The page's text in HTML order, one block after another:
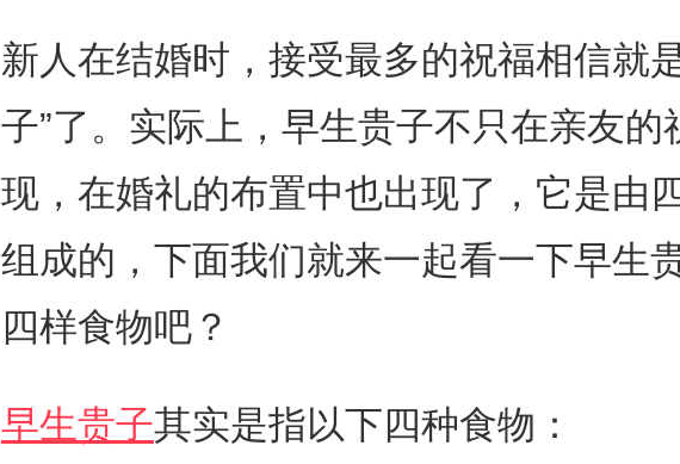
新人在结婚时，接受最多的祝福相信就
子”了。实际上，早生贵子不只在亲友的
现，在婚礼的布置中也出现了，它是由
组成的，下面我们就来一起看一下早生
四样食物吧？
早生贵子其实是指以下四种食物：